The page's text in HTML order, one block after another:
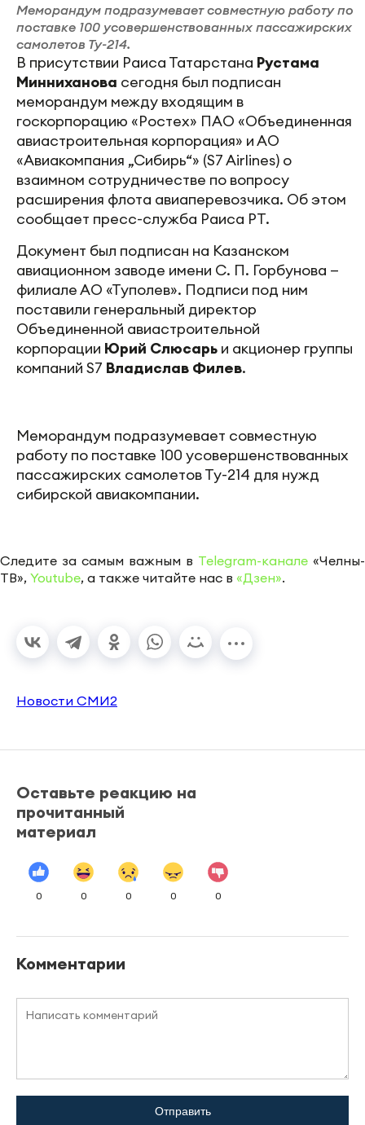
Меморандум подразумевает совместную работу по
поставке 100 усовершенствованных пассажирских
самолетов Ту-214.
В присутствии Раиса Татарстана Рустама
Минниханова сегодня был подписан
меморандум между входящим в
госкорпорацию «Ростех» ПАО «Объединенная
авиастроительная корпорация» и АО
«Авиакомпания „Сибирь“» (S7 Airlines) о
взаимном сотрудничестве по вопросу
расширения флота авиаперевозчика. Об этом
сообщает пресс-служба Раиса РТ.
Документ был подписан на Казанском
авиационном заводе имени С. П. Горбунова —
филиале АО «Туполев». Подписи под ним
поставили генеральный директор
Объединенной авиастроительной
корпорации Юрий Слюсарь и акционер группы
компаний S7 Владислав Филев.
Меморандум подразумевает совместную
работу по поставке 100 усовершенствованных
пассажирских самолетов Ту-214 для нужд
сибирской авиакомпании.
Следите за самым важным в Telegram-канале «Челны-
ТВ», Youtube, а также читайте нас в «Дзен».
Новости СМИ2
Оставьте реакцию на
прочитанный
материал
0 0 0 0 0
Комментарии
Отправить